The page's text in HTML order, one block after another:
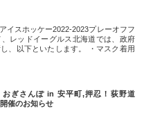
イスホッケー2022-2023プレーオフフ
レッドイーグルス北海道では、政府
、以下といたします。 ・マスク着用
おぎさんぽ in 安平町,押忍！荻野道
催のお知らせ